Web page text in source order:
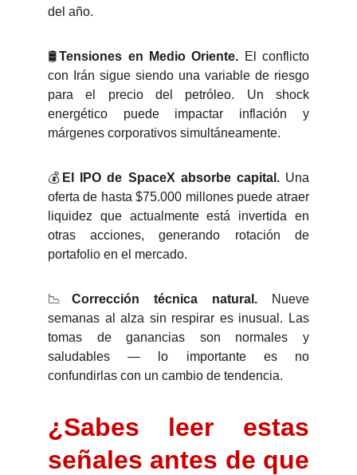
del año.
🛢️Tensiones en Medio Oriente. El conflicto
con Irán sigue siendo una variable de riesgo
para el precio del petróleo. Un shock
energético puede impactar inflación y
márgenes corporativos simultáneamente.
💰 El IPO de SpaceX absorbe capital.Una
oferta de hasta $75.000 millones puede atraer
liquidez que actualmente está invertida en
otras acciones, generando rotación de
portafolio en el mercado.
📉 Corrección técnica natural.Nueve
semanas al alza sin respirar es inusual. Las
tomas de ganancias son normales y
saludables — lo importante es no
confundirlas con un cambio de tendencia.
¿Sabes leer estas
señales antes de que